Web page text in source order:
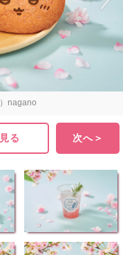
nagano
る 次へ＞